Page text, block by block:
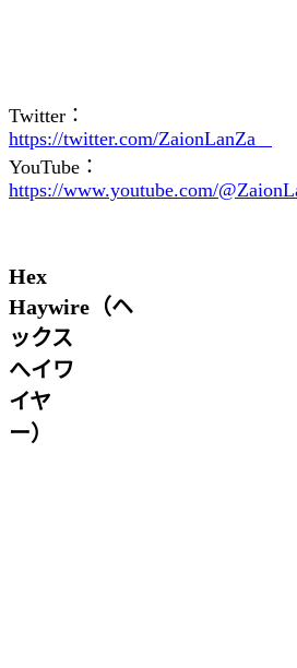
Twitter：
https://twitter.com/ZaionLanZa
YouTube：
https://www.youtube.com/
Hex
Haywire（ヘ
ックス
へイワ
イヤ
ー）